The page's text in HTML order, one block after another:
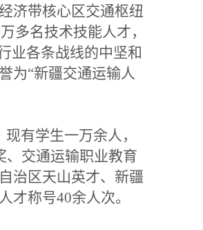
济带核心区交通枢纽
多名技术技能人才，
业各条战线的中坚和
为“新疆交通运输人
有学生一万余人，
、交通运输职业教育
治区天山英才、新疆
才称号40余人次。